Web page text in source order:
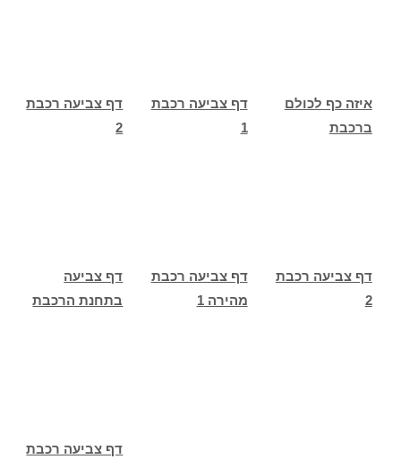
דף צביעה רכבת
2
דף צביעה רכבת
1
איזה כף לכולם
ברכבת
דף צביעה
בתחנת הרכבת
דף צביעה רכבת
מהירה 1
דף צביעה רכבת
2
דף צביעה רכבת